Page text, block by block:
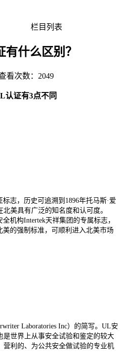
栏目列表
什么区别？
次数：2049
认证有3点不同
志，历史可追溯到1896年托马斯·爱
美具有广泛的知名度和认可度。
机构Intertek天祥集团的专属标志，
的强制标准，可顺利进入北美市场
Laboratories Inc）的简写。UL安
是世界上从事安全试验和鉴定的较大
营利的、为公共安全做试验的专业机